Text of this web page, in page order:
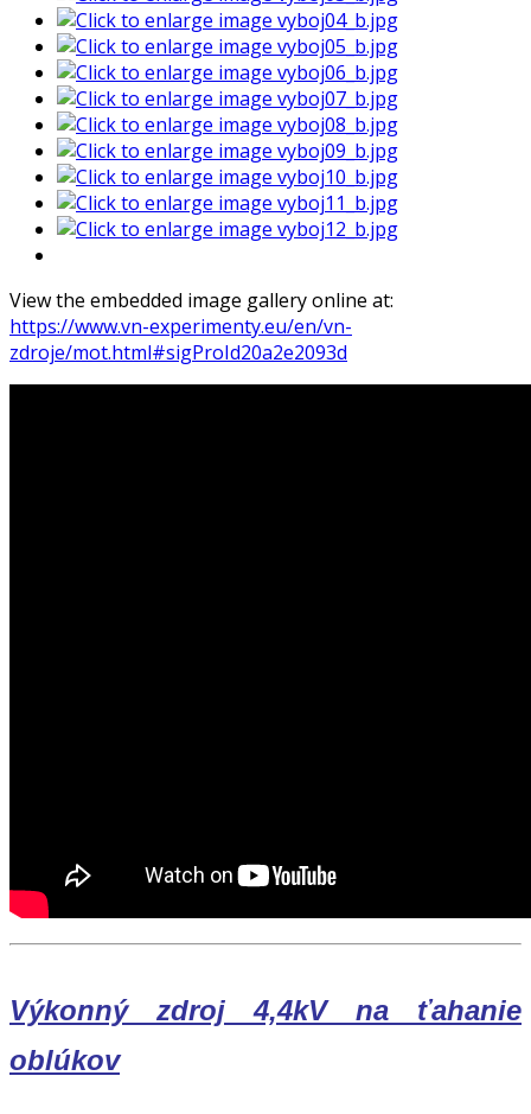
View the embedded image gallery online at:
https://www.vn-experimenty.eu/en/vn-
zdroje/mot.html#sigProId20a2e2093d
Výkonný zdroj 4,4kV na ťahanie
oblúkov